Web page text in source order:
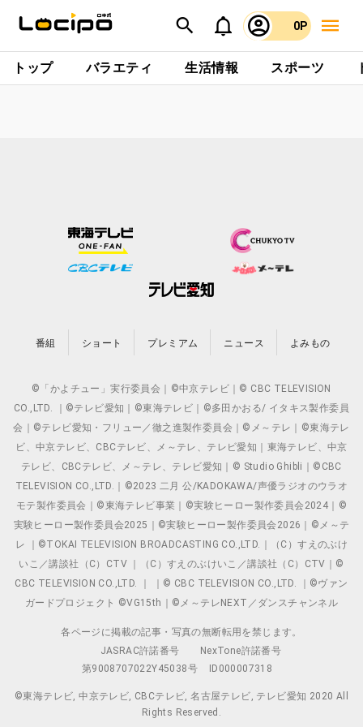
0P
トップ バラエティ 生活情報 スポーツ
番組 ショート プレミアム ニュース よみもの
©「かよチュー」実行委員会｜©中京テレビ｜© CBC TELEVISION
CO.,LTD. ｜©テレビ愛知｜©東海テレビ｜©多田かおる/ イタキス製作委員
会｜©テレビ愛知・フリュー／徹之進製作委員会｜©メ～テレ｜©東海テレ
ビ、中京テレビ、CBCテレビ、メ～テレ、テレビ愛知｜東海テレビ、中京
テレビ、CBCテレビ、メ～テレ、テレビ愛知｜© Studio Ghibli｜©CBC
TELEVISION CO.,LTD.｜©2023 二月 公/KADOKAWA/声優ラジオのウラオ
モテ製作委員会｜©東海テレビ事業｜©実験ヒーロー製作委員会2024｜©
実験ヒーロー製作委員会2025｜©実験ヒーロー製作委員会2026｜©メ～テ
レ ｜©TOKAI TELEVISION BROADCASTING CO.,LTD.｜（C）すえのぶけ
いこ／講談社（C）CTV ｜（C）すえのぶけいこ／講談社（C）CTV｜©
CBC TELEVISION CO.,LTD. ｜ ｜© CBC TELEVISION CO.,LTD. ｜©ヴァン
ガードプロジェクト ©VG15th｜©メ～テレNEXT／ダンスチャンネル
各ページに掲載の記事・写真の無断転用を禁じます。
JASRAC許諾番号
NexTone許諾番号
第9008707022Y45038号
ID000007318
©東海テレビ, 中京テレビ, CBCテレビ, 名古屋テレビ, テレビ愛知 2020 All
Rights Reserved.